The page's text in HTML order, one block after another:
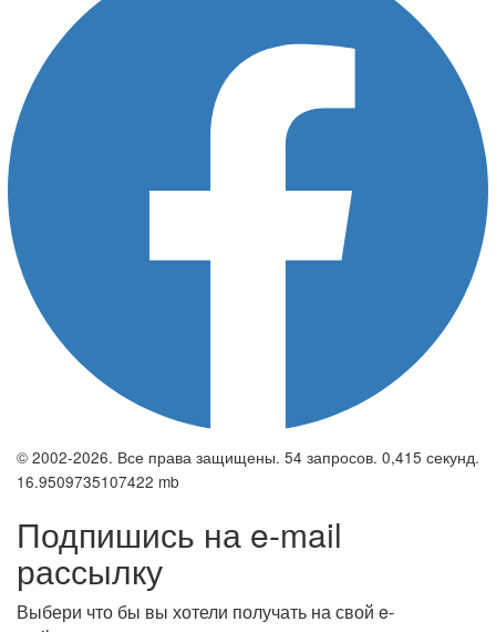
© 2002-2026. Все права защищены. 54 запросов. 0,415 секунд.
16.9509735107422 mb
Подпишись на e-mail
рассылку
Выбери что бы вы хотели получать на свой e-